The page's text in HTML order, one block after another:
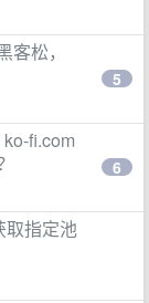
松，
5
fi.com
6
取指定池